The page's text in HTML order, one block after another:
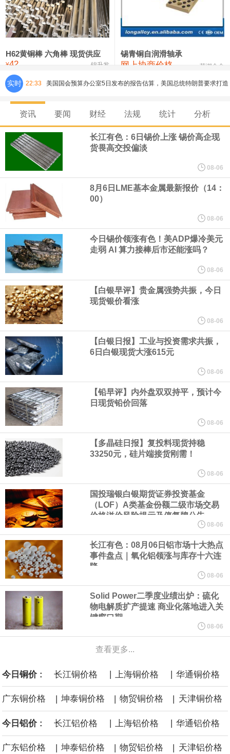
铸造铝合金锭(ZLD104) 24,100—24,300 24,200
压铸锌合金锭 26,250—26,450
氯化镍 38,300—40,300 39,300 0
H62黄铜棒 六角棒 现货供应
¥42 锦升发
锡青铜自润滑轴承
网上协商价格 芜湖合金
实时 22:33 美国国会预算办公室5日发布的报告估算，美国总统特朗普要求打造
亿美元。其中，首艘“特朗普级”战列舰“无畏”号预估造价比原来至少
高50%。
芝加哥期权交易所全球市场公司（CBOE GLOBAL MARKETS
INC）：CBOE 欧洲清算所将于 8 月 24 日起，将证券融资交易清算
业务拓展至固定收益品类。
周四，亚洲科技股下跌，跟随隔夜交易中回调的美国同行，凸显了
全球科技股波动性的加剧。 日本市场中，软银股价收盘下跌4.4%，
芯片设备制造商东京电子股价下跌近6%，日本存储芯片制造商铠侠
股价下跌超过10%。
WPP股价料创1992年以来最大单日涨幅，上涨25%至11个月高位。
谷歌规划的印度数据中心枢纽建设工作正在如火如荼推进，项目所
在地上方的山坡已经被开挖，露出赤红土层，并修出层层台地。但
环保人士的反对声浪持续高涨，给这家美国科技巨头总规模 150 亿
美元的项目制造重重阻碍
欧股开盘涨跌不一，德国DAX指数跌0.29%，英国富时100指数涨
0.08%，法国CAC40指数涨0.03%，欧洲斯托克50指数跌0.15%，
意大利富时MIB指数跌0.18%。
LME伦镍日内跌超3.00%，现报16574.100美元/吨。
瑞士7月季调后失业率 3.1%，预期 3.1%，前值 3.1%。瑞士7月未
季调失业率 3%，预期 3%，前值 2.9%。
商品期货收盘，黄金连续涨3.44%，焦炭连续涨2.72%，铁矿石连续
涨2.64%，镍连续跌2.62%，白银连续涨2.61%。
沙特下调了对亚洲的主要原油价格，与此同时，各方正就一项旨在
缓解霍尔木兹海峡航运压力的协议进行谈判。尽管胡塞武装的威胁
危及了经由红海向东运输原油的替代路线，但沙特方面仍下调了价
资讯 要闻 财经 法规 统计 分析
长江有色：6日锡价上涨 锡价高企现
货畏高交投偏淡
08-06
8月6日LME基本金属最新报价（14：
00）
08-06
今日锡价领涨有色！美ADP爆冷美元
走弱 AI 算力接棒后市还能涨吗？
08-06
【白银早评】贵金属强势共振，今日
现货银价看涨
08-06
【白银日报】工业与投资需求共振，
6日白银现货大涨615元
08-06
【铅早评】内外盘双双持平，预计今
日现货铅价回落
08-06
【多晶硅日报】复投料现货持稳
33250元，硅片端接货刚需！
08-06
国投瑞银白银期货证券投资基金
（LOF）A类基金份额二级市场交易
价格溢价风险提示及停复牌公告
08-06
长江有色：08月06日铝市场十大热点
事件盘点｜氧化铝领涨与库存十六连
降
08-06
Solid Power二季度业绩出炉：硫化
物电解质扩产提速 商业化落地进入关
键窗口期
08-06
查看更多...
今日铜价 : 长江铜价格 | 上海铜价格 | 华通铜价格
广东铜价格 | 坤泰铜价格 | 物贸铜价格 | 天津铜价格
今日铝价 : 长江铝价格 上海铝价格 华通铝价格
广东铝价格 | 坤泰铝价格 | 物贸铝价格 | 天津铝价格